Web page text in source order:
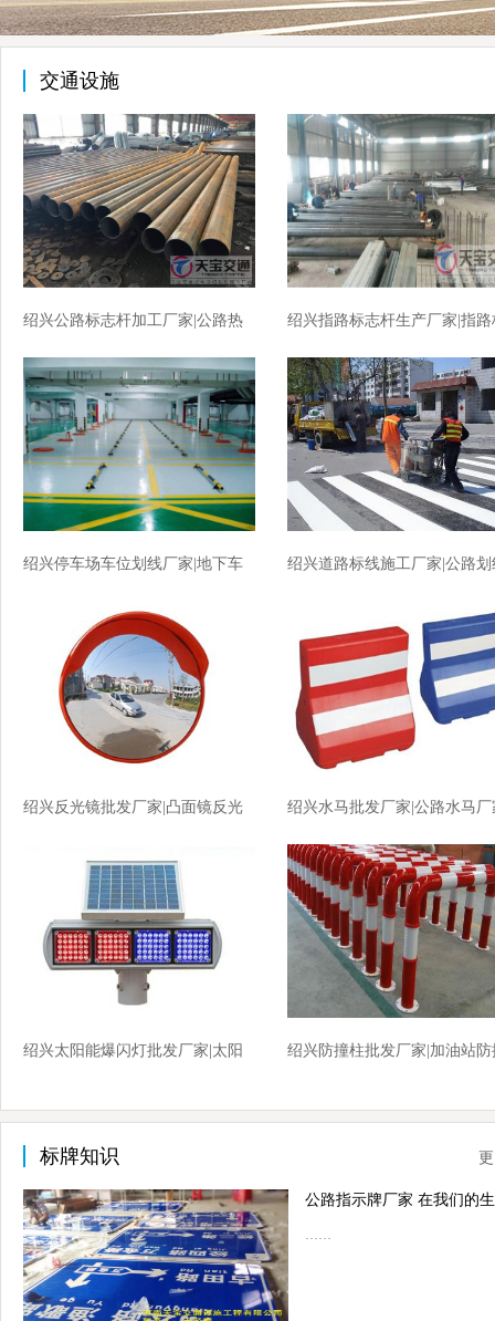
交通设施
绍兴公路标志杆加工厂家|公路热
绍兴指路标志杆生产厂家|指路
绍兴停车场车位划线厂家|地下车
绍兴道路标线施工厂家|公路划
绍兴反光镜批发厂家|凸面镜反光
绍兴水马批发厂家|公路水马厂
绍兴太阳能爆闪灯批发厂家|太阳
绍兴防撞柱批发厂家|加油站防
标牌知识
……